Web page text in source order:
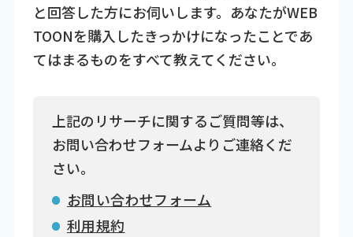
と回答した方にお伺いします。あなたがWEB
TOONを購入したきっかけになったことであ
てはまるものをすべて教えてください。
上記のリサーチに関するご質問等は、
お問い合わせフォームよりご連絡くだ
さい。
お問い合わせフォーム
利用規約